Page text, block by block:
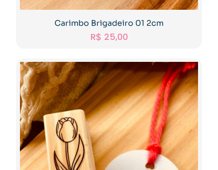
Carimbo Brigadeiro 01 2cm
R$ 25,00